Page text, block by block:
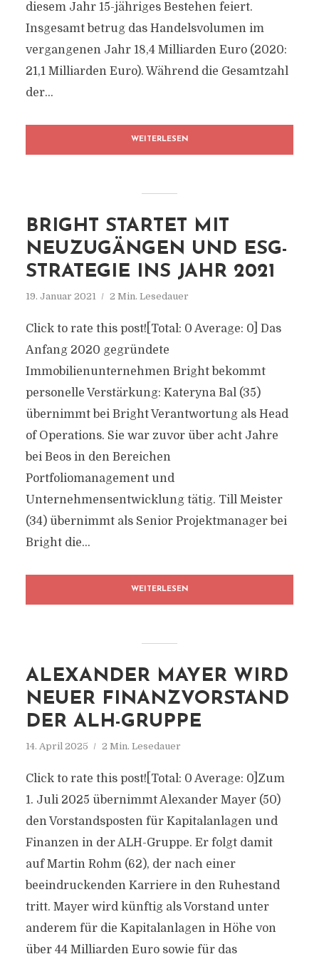
diesem Jahr 15-jähriges Bestehen feiert.
Insgesamt betrug das Handelsvolumen im
vergangenen Jahr 18,4 Milliarden Euro (2020:
21,1 Milliarden Euro). Während die Gesamtzahl
der...
WEITERLESEN
BRIGHT STARTET MIT
NEUZUGÄNGEN UND ESG-
STRATEGIE INS JAHR 2021
19. Januar 2021 2 Min. Lesedauer
Click to rate this post![Total: 0 Average: 0] Das
Anfang 2020 gegründete
Immobilienunternehmen Bright bekommt
personelle Verstärkung: Kateryna Bal (35)
übernimmt bei Bright Verantwortung als Head
of Operations. Sie war zuvor über acht Jahre
bei Beos in den Bereichen
Portfoliomanagement und
Unternehmensentwicklung tätig. Till Meister
(34) übernimmt als Senior Projektmanager bei
Bright die...
WEITERLESEN
ALEXANDER MAYER WIRD
NEUER FINANZVORSTAND
DER ALH-GRUPPE
14. April 2025 2 Min. Lesedauer
Click to rate this post![Total: 0 Average: 0]Zum
1. Juli 2025 übernimmt Alexander Mayer (50)
den Vorstandsposten für Kapitalanlagen und
Finanzen in der ALH-Gruppe. Er folgt damit
auf Martin Rohm (62), der nach einer
beeindruckenden Karriere in den Ruhestand
tritt. Mayer wird künftig als Vorstand unter
anderem für die Kapitalanlagen in Höhe von
über 44 Milliarden Euro sowie für das